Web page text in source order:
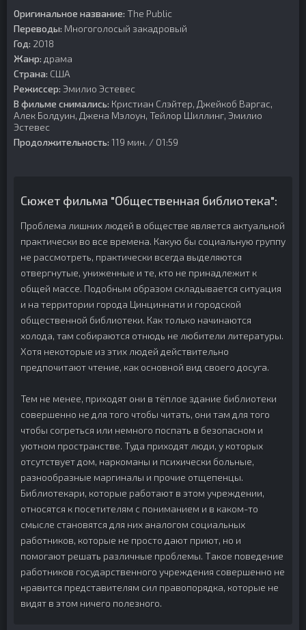
Оригинальное название: The Public
Переводы: Многоголосый закадровый
Год: 2018
Жанр: драма
Страна: США
Режиссер: Эмилио Эстевес
В фильме снимались: Кристиан Слэйтер, Джейкоб Варгас,
Алек Болдуин, Джена Мэлоун, Тейлор Шиллинг, Эмилио
Эстевес
Продолжительность: 119 мин. / 01:59
Сюжет фильма "Общественная библиотека":
Проблема лишних людей в обществе является актуальной
практически во все времена. Какую бы социальную группу
не рассмотреть, практически всегда выделяются
отвергнутые, униженные и те, кто не принадлежит к
общей массе. Подобным образом складывается ситуация
и на территории города Цинциннати и городской
общественной библиотеки. Как только начинаются
холода, там собираются отнюдь не любители литературы.
Хотя некоторые из этих людей действительно
предпочитают чтение, как основной вид своего досуга.
Тем не менее, приходят они в тёплое здание библиотеки
совершенно не для того чтобы читать, они там для того
чтобы согреться или немного поспать в безопасном и
уютном пространстве. Туда приходят люди, у которых
отсутствует дом, наркоманы и психически больные,
разнообразные маргиналы и прочие отщепенцы.
Библиотекари, которые работают в этом учреждении,
относятся к посетителям с пониманием и в каком-то
смысле становятся для них аналогом социальных
работников, которые не просто дают приют, но и
помогают решать различные проблемы. Такое поведение
работников государственного учреждения совершенно не
нравится представителям сил правопорядка, которые не
видят в этом ничего полезного.